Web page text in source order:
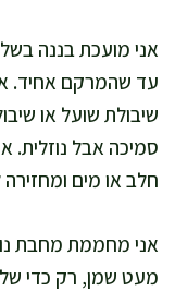
אני מועכת בננה
שיבולת שועל או
סמיכה אבל נוזלית.
חלב או מים ומחזירה
אני מחממת מחבת
מעט שמן, רק כדי